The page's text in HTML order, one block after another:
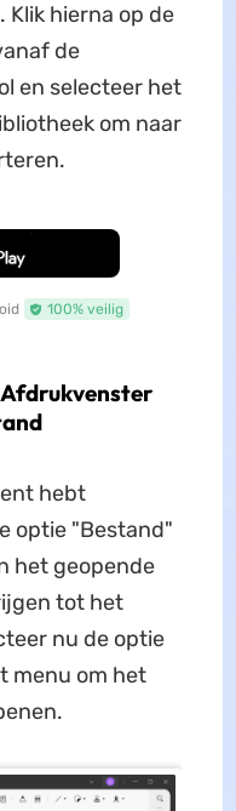
hierna op de
de
en selecteer het
om naar
100% veilig
hebt
optie "Bestand"
het geopende
tot het
nu de optie
menu om het